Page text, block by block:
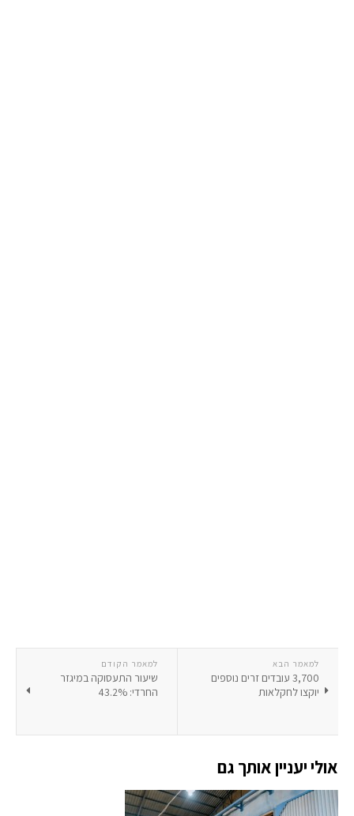
למאמר הקודם
שיעור התעסוקה במיגזר
החרדי: 43.2%
למאמר הבא
3,700 עובדים זרים נוספים
יוקצו לחקלאות
אולי יעניין אותך גם